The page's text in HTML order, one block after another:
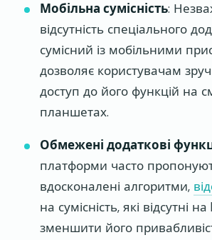
Мобільна сумісність:
відсутність спеціального
сумісний із мобільними
дозволяє користувачам
доступ до його функцій на
планшетах.
Обмежені додаткові
платформи часто
вдосконалені алгоритми,
на сумісність, які відсутні
зменшити його